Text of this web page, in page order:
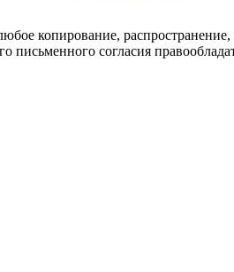
копирование,
согласия